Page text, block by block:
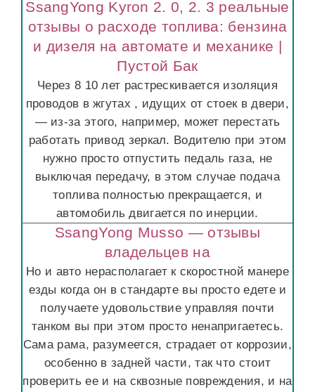
SsangYong Kyron 2. 0, 2. 3 реальные
отзывы о расходе топлива: бензина
и дизеля на автомате и механике |
Пустой Бак
Через 8 10 лет растрескивается изоляция
проводов в жгутах , идущих от стоек в двери,
— из-за этого, например, может перестать
работать привод зеркал. Водителю при этом
нужно просто отпустить педаль газа, не
выключая передачу, в этом случае подача
топлива полностью прекращается, и
автомобиль двигается по инерции.
SsangYong Musso — отзывы
владельцев на
Но и авто нерасполагает к скоростной манере
езды когда он в стандарте вы просто едете и
получаете удовольствие управляя почти
танком вы при этом просто ненапригаетесь.
Сама рама, разумеется, страдает от коррозии,
особенно в задней части, так что стоит
проверить ее и на сквозные повреждения, и на